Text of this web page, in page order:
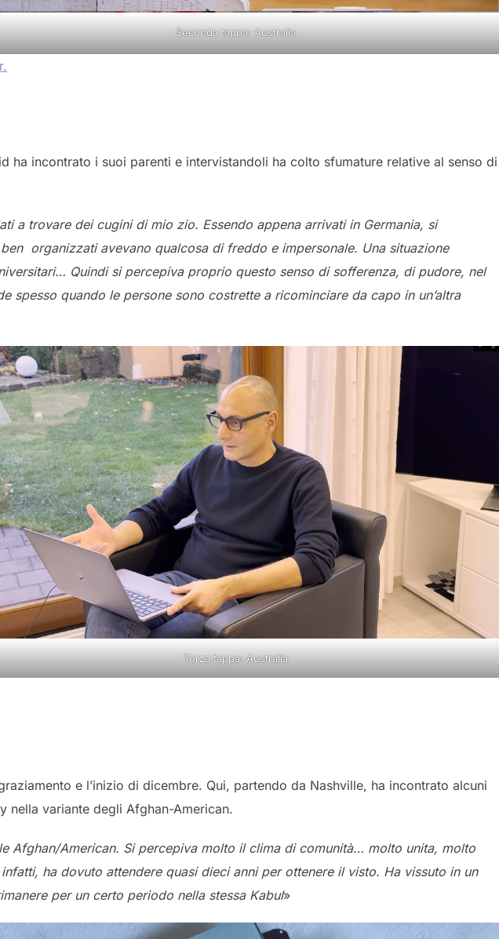
Seconda tappa: Australia
ha incontrato i suoi parenti e intervistandoli ha colto sfumature relative al senso di
a trovare dei cugini di mio zio. Essendo appena arrivati in Germania, si
organizzati avevano qualcosa di freddo e impersonale. Una situazione
Quindi si percepiva proprio questo senso di sofferenza, di pudore, nel
spesso quando le persone sono costrette a ricominciare da capo in un’altra
Terza tappa: Australia
e l’inizio di dicembre. Qui, partendo da Nashville, ha incontrato alcuni
nella variante degli Afghan-American.
Afghan/American. Si percepiva molto il clima di comunità… molto unita, molto
ha dovuto attendere quasi dieci anni per ottenere il visto. Ha vissuto in un
per un certo periodo nella stessa Kabul»